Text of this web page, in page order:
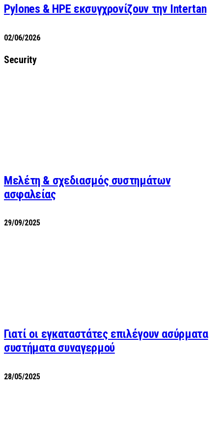
Pylones & HPE εκσυγχρονίζουν την Intertan
02/06/2026
Security
Μελέτη & σχεδιασμός συστημάτων
ασφαλείας
29/09/2025
Γιατί οι εγκαταστάτες επιλέγουν ασύρματα
συστήματα συναγερμού
28/05/2025